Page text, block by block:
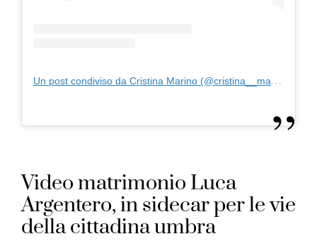
Un post condiviso da Cristina Marino (@cristina__marino)
Video matrimonio Luca
Argentero, in sidecar per le vie
della cittadina umbra